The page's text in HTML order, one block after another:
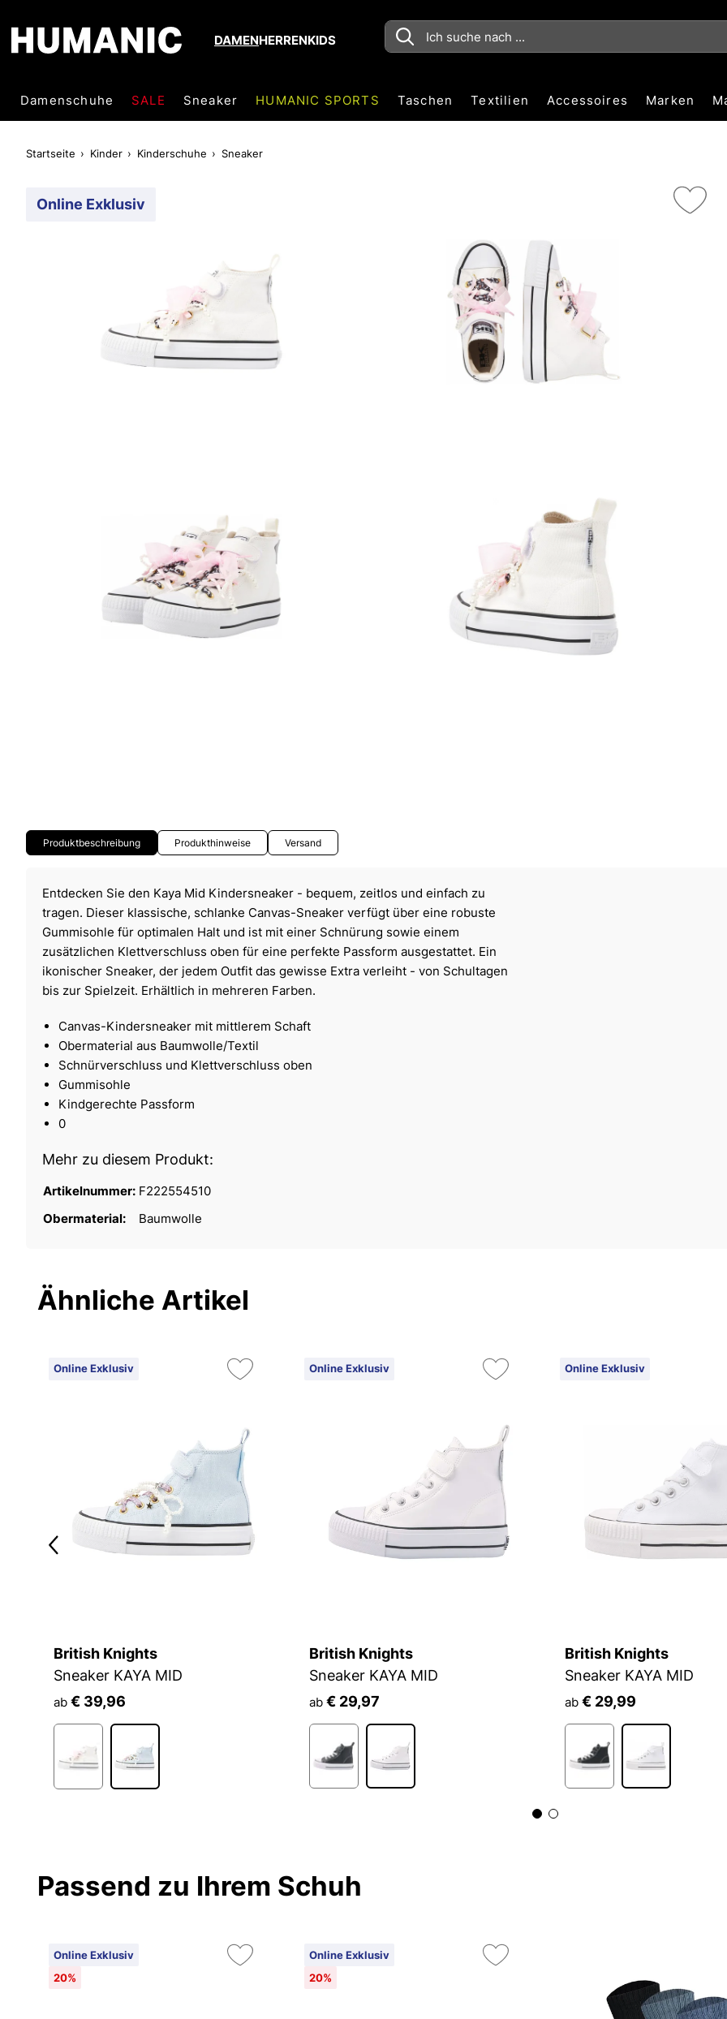
DAMENHERRENKIDS
Damenschuhe SALE Sneaker HUMANIC SPORTS Taschen Textilien Accessoires Marken
Startseite Kinder Kinderschuhe Sneaker
Online Exklusiv
Produktbeschreibung Produkthinweise Versand
Entdecken Sie den Kaya Mid Kindersneaker - bequem, zeitlos und einfach zu
tragen. Dieser klassische, schlanke Canvas-Sneaker verfügt über eine robuste
Gummisohle für optimalen Halt und ist mit einer Schnürung sowie einem
zusätzlichen Klettverschluss oben für eine perfekte Passform ausgestattet. Ein
ikonischer Sneaker, der jedem Outfit das gewisse Extra verleiht - von Schultagen
bis zur Spielzeit. Erhältlich in mehreren Farben.
Canvas-Kindersneaker mit mittlerem Schaft
Obermaterial aus Baumwolle/Textil
Schnürverschluss und Klettverschluss oben
Gummisohle
Kindgerechte Passform
0
Mehr zu diesem Produkt:
Artikelnummer: F222554510
Obermaterial:
Baumwolle
Ähnliche Artikel
Online Exklusiv
British Knights
Sneaker KAYA MID
ab € 39,96
Online Exklusiv
British Knights
Sneaker KAYA MID
ab € 29,97
Online Exklusiv
British Knights
Sneaker KAYA MID
ab € 29,99
Passend zu Ihrem Schuh
Online Exklusiv
20%
Online Exklusiv
20%